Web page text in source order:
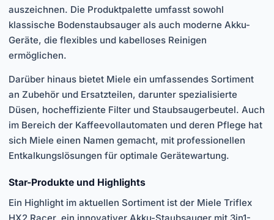
auszeichnen. Die Produktpalette umfasst sowohl
klassische Bodenstaubsauger als auch moderne Akku-
Geräte, die flexibles und kabelloses Reinigen
ermöglichen.
Darüber hinaus bietet Miele ein umfassendes Sortiment
an Zubehör und Ersatzteilen, darunter spezialisierte
Düsen, hocheffiziente Filter und Staubsaugerbeutel. Auch
im Bereich der Kaffeevollautomaten und deren Pflege hat
sich Miele einen Namen gemacht, mit professionellen
Entkalkungslösungen für optimale Gerätewartung.
Star-Produkte und Highlights
Ein Highlight im aktuellen Sortiment ist der Miele Triflex